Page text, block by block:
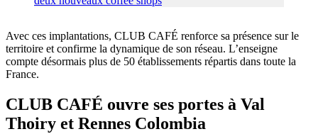
Avec ces implantations, CLUB CAFÉ renforce sa présence sur le
territoire et confirme la dynamique de son réseau. L’enseigne
compte désormais plus de 50 établissements répartis dans toute la
France.
CLUB CAFÉ ouvre ses portes à Val
Thoiry et Rennes Colombia